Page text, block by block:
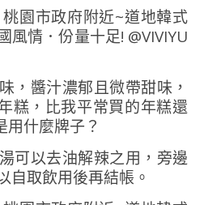
，醬汁濃郁且微帶甜味，
糕，比我平常買的年糕還
什麼牌子？
可以去油解辣之用，旁邊
自取飲用後再結帳。